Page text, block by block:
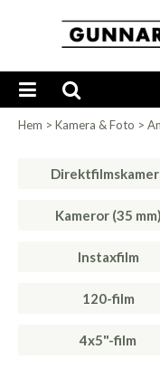
Hem > Kamera & Foto >
Kameror (35 mm)
Instaxfilm
120-film
4x5"-film